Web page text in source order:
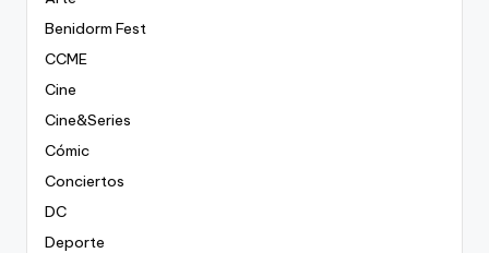
Benidorm Fest
CCME
Cine
Cine&Series
Cómic
Conciertos
DC
Deporte